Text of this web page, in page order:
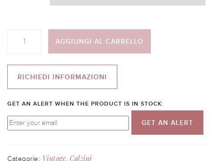
AGGIUNGI AL CARRELLO
RICHIEDI INFORMAZIONI
GET AN ALERT WHEN THE PRODUCT IS IN STOCK:
GET AN ALERT
Categorie: Vintage, Calzini